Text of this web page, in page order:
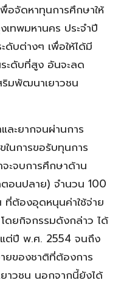
อจัดหาทุนการศึกษาให้
เทพมหานคร ประจำปี
ดับต่างๆ เพื่อให้ได้มี
ะดับที่สูง อันจะลด
ริมพัฒนาเยาวชน
ละยากจนผ่านการ
นการขอรับทุนการ
ะจบการศึกษาด้าน
อนปลาย) จำนวน 100
ต้องอุดหนุนค่าใช้จ่าย
โดยกิจกรรมดังกล่าว ได้
ต่ปี พ.ศ. 2554 จนถึง
ยของชาติที่ต้องการ
าวชน นอกจากนี้ยังได้